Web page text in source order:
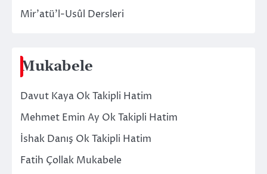
Mir’atü’l-Usûl Dersleri
Mukabele
Davut Kaya Ok Takipli Hatim
Mehmet Emin Ay Ok Takipli Hatim
İshak Danış Ok Takipli Hatim
Fatih Çollak Mukabele